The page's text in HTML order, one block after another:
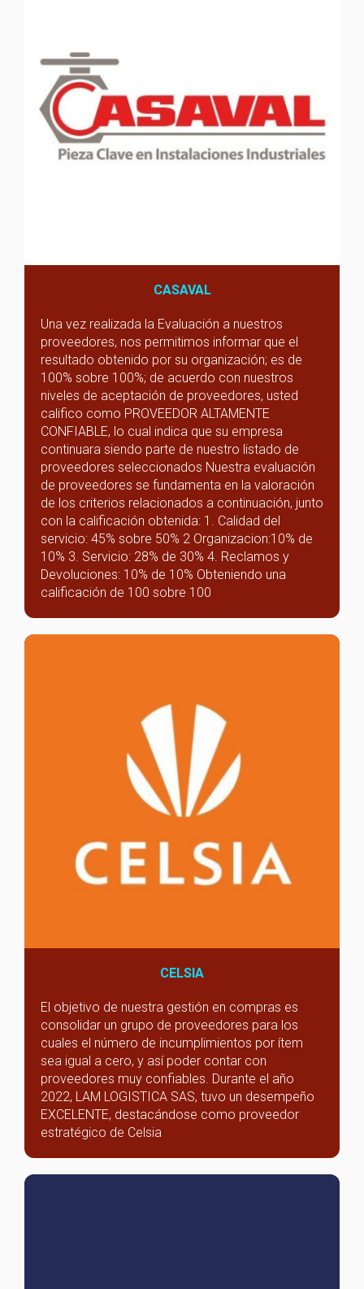
CASAVAL
Una vez realizada la Evaluación a nuestros
proveedores, nos permitimos informar que el
resultado obtenido por su organización; es de
100% sobre 100%; de acuerdo con nuestros
niveles de aceptación de proveedores, usted
califico como PROVEEDOR ALTAMENTE
CONFIABLE, lo cual indica que su empresa
continuara siendo parte de nuestro listado de
proveedores seleccionados Nuestra evaluación
de proveedores se fundamenta en la valoración
de los criterios relacionados a continuación, junto
con la calificación obtenida: 1. Calidad del
servicio: 45% sobre 50% 2 Organizacion:10% de
10% 3. Servicio: 28% de 30% 4. Reclamos y
Devoluciones: 10% de 10% Obteniendo una
calificación de 100 sobre 100
CELSIA
El objetivo de nuestra gestión en compras es
consolidar un grupo de proveedores para los
cuales el número de incumplimientos por ítem
sea igual a cero, y así poder contar con
proveedores muy confiables. Durante el año
2022, LAM LOGISTICA SAS, tuvo un desempeño
EXCELENTE, destacándose como proveedor
estratégico de Celsia